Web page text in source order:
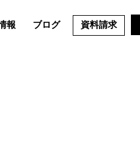
報 ブログ 資料請求